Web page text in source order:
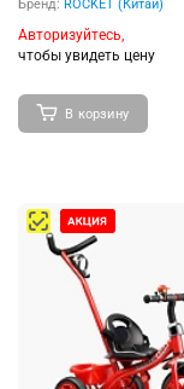
Бренд: ROCKET (Китай)
Авторизуйтесь,
чтобы увидеть цену
В корзину